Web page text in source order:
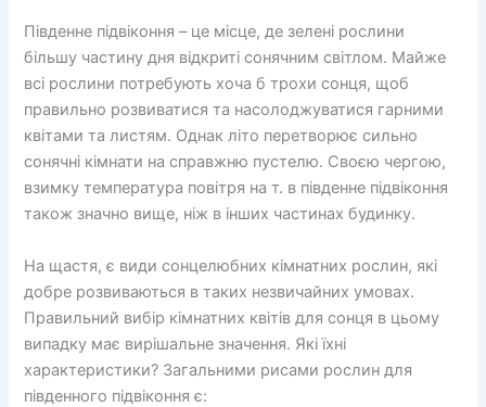
Південне підвіконня – це місце, де зелені рослини
більшу частину дня відкриті сонячним світлом. Майже
всі рослини потребують хоча б трохи сонця, щоб
правильно розвиватися та насолоджуватися гарними
квітами та листям. Однак літо перетворює сильно
сонячні кімнати на справжню пустелю. Своєю чергою,
взимку температура повітря на т. в південне підвіконня
також значно вище, ніж в інших частинах будинку.
На щастя, є види сонцелюбних кімнатних рослин, які
добре розвиваються в таких незвичайних умовах.
Правильний вибір кімнатних квітів для сонця в цьому
випадку має вирішальне значення. Які їхні
характеристики? Загальними рисами рослин для
південного підвіконня є: